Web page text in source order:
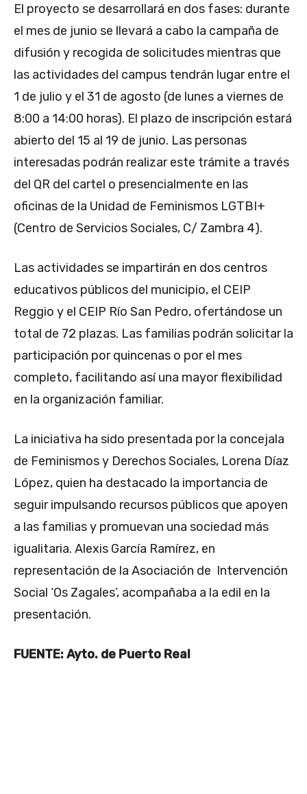
El proyecto se desarrollará en dos fases: durante
el mes de junio se llevará a cabo la campaña de
difusión y recogida de solicitudes mientras que
las actividades del campus tendrán lugar entre el
1 de julio y el 31 de agosto (de lunes a viernes de
8:00 a 14:00 horas). El plazo de inscripción estará
abierto del 15 al 19 de junio. Las personas
interesadas podrán realizar este trámite a través
del QR del cartel o presencialmente en las
oficinas de la Unidad de Feminismos LGTBI+
(Centro de Servicios Sociales, C/ Zambra 4).
Las actividades se impartirán en dos centros
educativos públicos del municipio, el CEIP
Reggio y el CEIP Río San Pedro, ofertándose un
total de 72 plazas. Las familias podrán solicitar la
participación por quincenas o por el mes
completo, facilitando así una mayor flexibilidad
en la organización familiar.
La iniciativa ha sido presentada por la concejala
de Feminismos y Derechos Sociales, Lorena Díaz
López, quien ha destacado la importancia de
seguir impulsando recursos públicos que apoyen
a las familias y promuevan una sociedad más
igualitaria. Alexis García Ramírez, en
representación de la Asociación de Intervención
Social ‘Os Zagales’, acompañaba a la edil en la
presentación.
FUENTE: Ayto. de Puerto Real